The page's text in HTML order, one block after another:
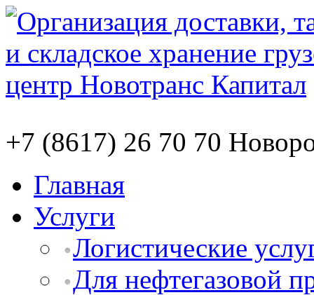
+7 (8617) 26 70 70
Главная
Услуги
Логистические
Для нефтегазовой